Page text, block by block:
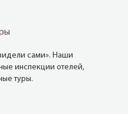
сами». Наши
инспекции отелей,
туры.